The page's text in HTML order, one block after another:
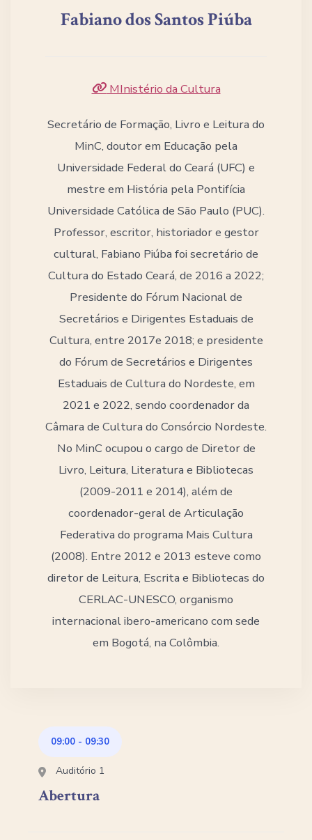
Fabiano dos Santos Piúba
MInistério da Cultura
Secretário de Formação, Livro e Leitura do
MinC, doutor em Educação pela
Universidade Federal do Ceará (UFC) e
mestre em História pela Pontifícia
Universidade Católica de São Paulo (PUC).
Professor, escritor, historiador e gestor
cultural, Fabiano Piúba foi secretário de
Cultura do Estado Ceará, de 2016 a 2022;
Presidente do Fórum Nacional de
Secretários e Dirigentes Estaduais de
Cultura, entre 2017e 2018; e presidente
do Fórum de Secretários e Dirigentes
Estaduais de Cultura do Nordeste, em
2021 e 2022, sendo coordenador da
Câmara de Cultura do Consórcio Nordeste.
No MinC ocupou o cargo de Diretor de
Livro, Leitura, Literatura e Bibliotecas
(2009-2011 e 2014), além de
coordenador-geral de Articulação
Federativa do programa Mais Cultura
(2008). Entre 2012 e 2013 esteve como
diretor de Leitura, Escrita e Bibliotecas do
CERLAC-UNESCO, organismo
internacional ibero-americano com sede
em Bogotá, na Colômbia.
09:00 - 09:30
Auditório 1
Abertura